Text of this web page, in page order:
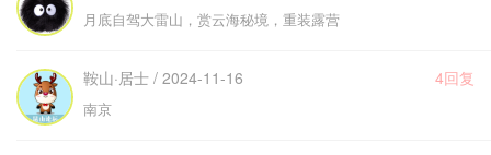
月底自驾大雷山，赏云海秘境，重装露营
鞍山·居士 / 2024-11-16 4回复
南京